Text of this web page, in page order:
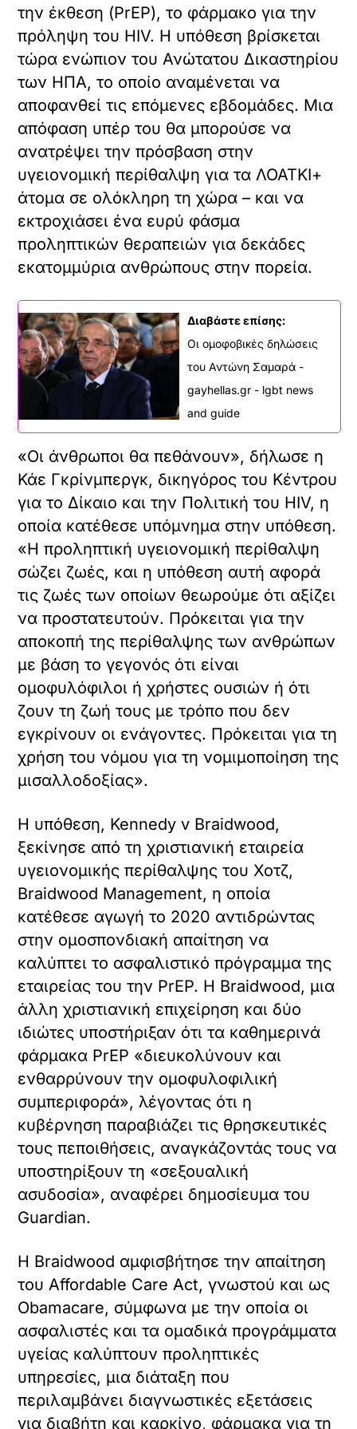
την έκθεση (PrEP), το φάρμακο για την
πρόληψη του HIV. Η υπόθεση βρίσκεται
τώρα ενώπιον του Ανώτατου Δικαστηρίου
των ΗΠΑ, το οποίο αναμένεται να
αποφανθεί τις επόμενες εβδομάδες. Μια
απόφαση υπέρ του θα μπορούσε να
ανατρέψει την πρόσβαση στην
υγειονομική περίθαλψη για τα ΛΟΑΤΚΙ+
άτομα σε ολόκληρη τη χώρα – και να
εκτροχιάσει ένα ευρύ φάσμα
προληπτικών θεραπειών για δεκάδες
εκατομμύρια ανθρώπους στην πορεία.
Διαβάστε επίσης:
Οι ομοφοβικές δηλώσεις
του Αντώνη Σαμαρά -
gayhellas.gr - lgbt news
and guide
«Οι άνθρωποι θα πεθάνουν», δήλωσε η
Κάε Γκρίνμπεργκ, δικηγόρος του Κέντρου
για το Δίκαιο και την Πολιτική του HIV, η
οποία κατέθεσε υπόμνημα στην υπόθεση.
«Η προληπτική υγειονομική περίθαλψη
σώζει ζωές, και η υπόθεση αυτή αφορά
τις ζωές των οποίων θεωρούμε ότι αξίζει
να προστατευτούν. Πρόκειται για την
αποκοπή της περίθαλψης των ανθρώπων
με βάση το γεγονός ότι είναι
ομοφυλόφιλοι ή χρήστες ουσιών ή ότι
ζουν τη ζωή τους με τρόπο που δεν
εγκρίνουν οι ενάγοντες. Πρόκειται για τη
χρήση του νόμου για τη νομιμοποίηση της
μισαλλοδοξίας».
Η υπόθεση, Kennedy v Braidwood,
ξεκίνησε από τη χριστιανική εταιρεία
υγειονομικής περίθαλψης του Χοτζ,
Braidwood Management, η οποία
κατέθεσε αγωγή το 2020 αντιδρώντας
στην ομοσπονδιακή απαίτηση να
καλύπτει το ασφαλιστικό πρόγραμμα της
εταιρείας του την PrEP. Η Braidwood, μια
άλλη χριστιανική επιχείρηση και δύο
ιδιώτες υποστήριξαν ότι τα καθημερινά
φάρμακα PrEP «διευκολύνουν και
ενθαρρύνουν την ομοφυλοφιλική
συμπεριφορά», λέγοντας ότι η
κυβέρνηση παραβιάζει τις θρησκευτικές
τους πεποιθήσεις, αναγκάζοντάς τους να
υποστηρίξουν τη «σεξουαλική
ασυδοσία», αναφέρει δημοσίευμα του
Guardian.
Η Braidwood αμφισβήτησε την απαίτηση
του Affordable Care Act, γνωστού και ως
Obamacare, σύμφωνα με την οποία οι
ασφαλιστές και τα ομαδικά προγράμματα
υγείας καλύπτουν προληπτικές
υπηρεσίες, μια διάταξη που
περιλαμβάνει διαγνωστικές εξετάσεις
για διαβήτη και καρκίνο, φάρμακα για τη